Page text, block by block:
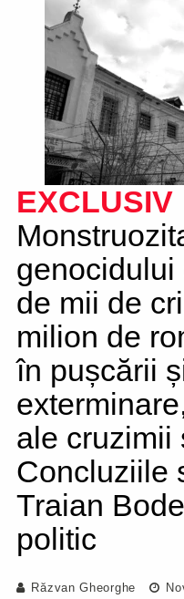
EXCLUSIV
genocidului
de mii de
milion de
în pușcării
ale cruzimii
Concluziile
Traian
politic
Răzvan Gheorghe